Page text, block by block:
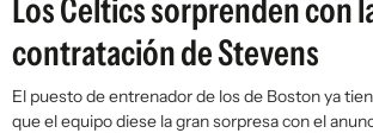
Los Celtics sorprenden con
contratación de Stevens
El puesto de entrenador de los de Boston ya
que el equipo diese la gran sorpresa con el